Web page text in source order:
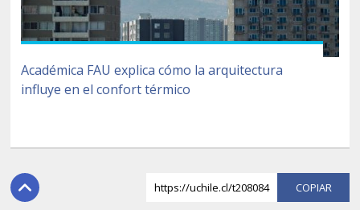
Académica FAU explica cómo la arquitectura
influye en el confort térmico
https://uchile.cl/t208084